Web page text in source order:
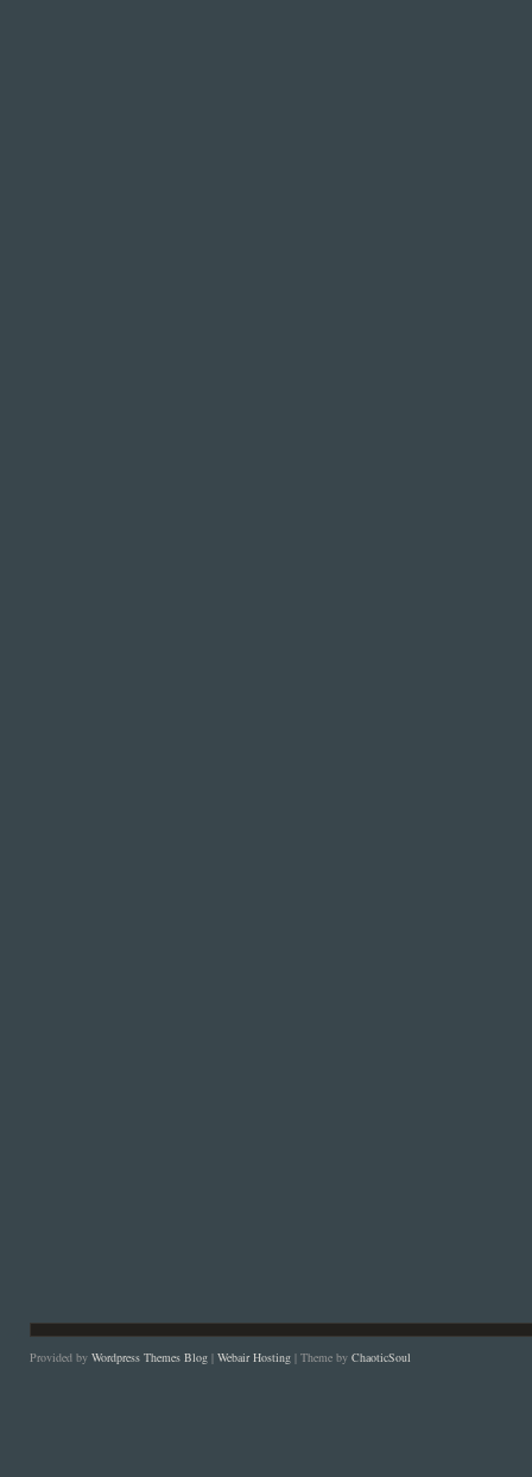
Provided by Wordpress Themes Blog | Webair Hosting | Theme by ChaoticSoul